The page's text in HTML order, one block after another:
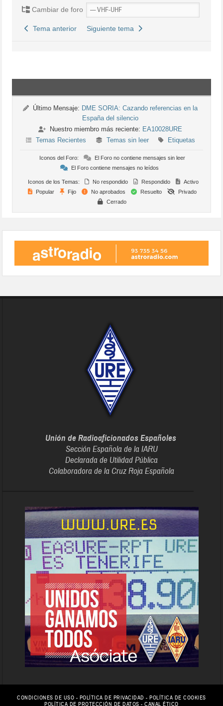
Cambiar de foro
Tema anterior Siguiente tema
Último Mensaje: DME SORIA: Cazando referencias en la
España del silencio
Nuestro miembro más reciente: EA10028URE
Temas Recientes
Temas sin leer Etiquetas
Iconos del Foro:
El Foro no contiene mensajes sin leer
El Foro contiene mensajes no leídos
Iconos de los Temas: No respondido Respondido
Activo
Popular
Fijo No aprobados Resuelto
Privado
Cerrado
Unión de Radioaficionados Españoles
Sección Española de la IARU
Declarada de Utilidad Pública
Colaboradora de la Cruz Roja Española
CONDICIONES DE USO - POLÍTICA DE PRIVACIDAD -POLÍTICA DE COOKIES
POLÍTICA DE PROTECCIÓN DE DATOS -CANAL ÉTICO